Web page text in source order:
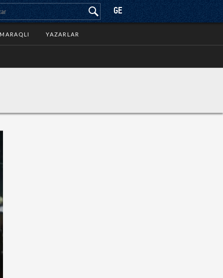
GE
MARAQLI YAZARLAR